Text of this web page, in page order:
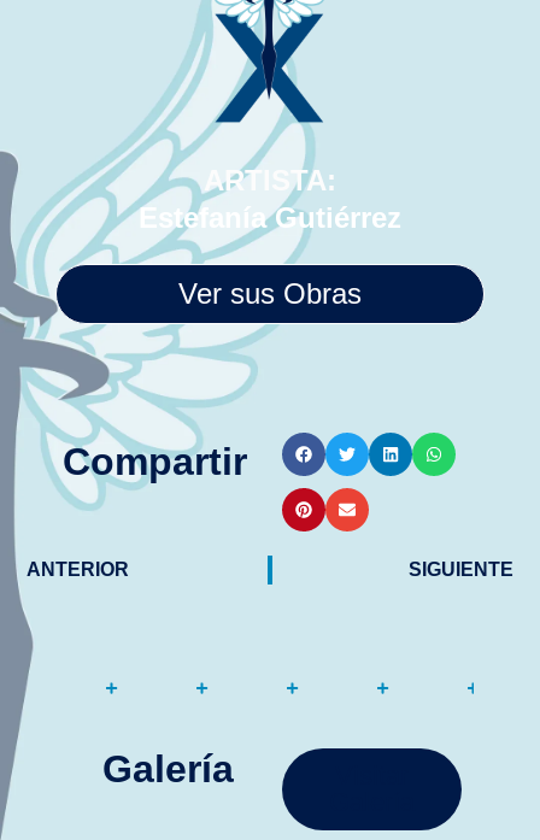
ARTISTA:
Estefanía Gutiérrez
Ver sus Obras
Compartir
ANTERIOR SIGUIENTE
Galería